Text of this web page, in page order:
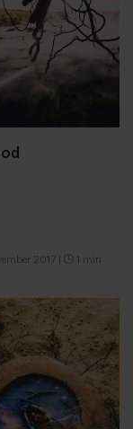
2017 1 min